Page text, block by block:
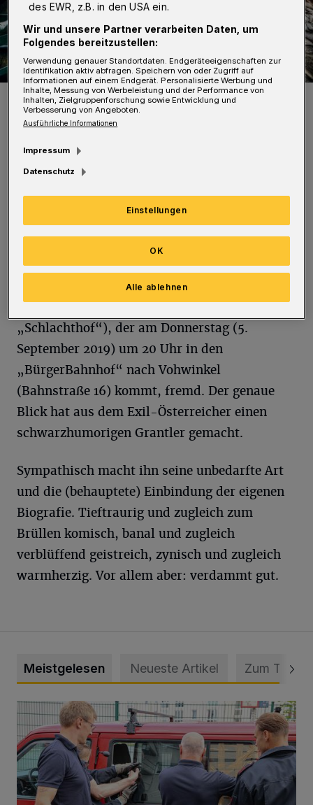
Stefan Waghubinger.
Foto: Josua Waghubinger
Wünschen und zerbrochenen Blumentöpfen.
Aber Vorsicht, zwischen den morschen
Brettern geht es in die Tiefe.
Politkabarettistische Plattitüden sind dem
TV-bekannten Kabarettisten („Die Anstalt“,
„Schlachthof“), der am Donnerstag (5.
September 2019) um 20 Uhr in den
„BürgerBahnhof“ nach Vohwinkel
(Bahnstraße 16) kommt, fremd. Der genaue
Blick hat aus dem Exil-Österreicher einen
schwarzhumorigen Grantler gemacht.
Sympathisch macht ihn seine unbedarfte Art
und die (behauptete) Einbindung der eigenen
Biografie. Tieftraurig und zugleich zum
Brüllen komisch, banal und zugleich
verblüffend geistreich, zynisch und zugleich
warmherzig. Vor allem aber: verdammt gut.
Meistgelesen Neueste Artikel Zum Thema
Feuerwehr befreit Kind aus verschlossenem VW Bulli
des EWR, z.B. in den USA ein.
Wir und unsere Partner verarbeiten Daten, um
Folgendes bereitzustellen:
Verwendung genauer Standortdaten. Endgeräteeigenschaften zur
Identifikation aktiv abfragen. Speichern von oder Zugriff auf
Informationen auf einem Endgerät. Personalisierte Werbung und
Inhalte, Messung von Werbeleistung und der Performance von
Inhalten, Zielgruppenforschung sowie Entwicklung und
Verbesserung von Angeboten.
Ausführliche Informationen
Impressum
Datenschutz
Einstellungen
Alle ablehnen
OK